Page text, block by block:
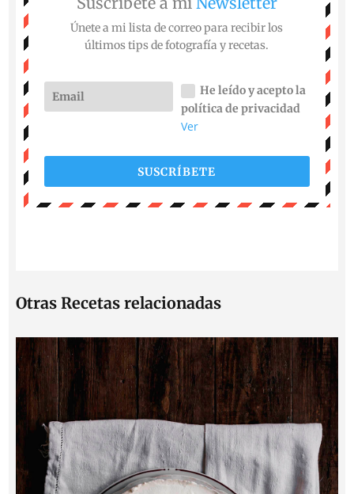
Únete a mi lista de correo para recibir los
últimos tips de fotografía y recetas.
He leído y acepto la
política de privacidad
Ver
SUSCRÍBETE
Otras Recetas relacionadas